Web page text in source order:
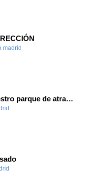
madrid
Construyendo nuestro parque de atracciones